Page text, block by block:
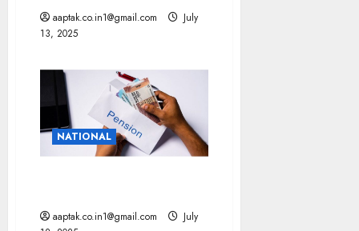
aaptak.co.in1@gmail.com
July
13, 2025
NATIONAL
aaptak.co.in1@gmail.com
July